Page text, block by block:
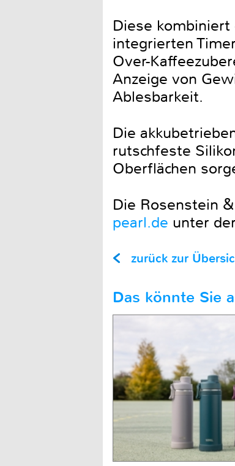
Diese
integrierten
Over-
Anzeige von
Ablesbarkeit.
Die
rutschfeste
Oberflächen
Die Rosenstein
pearl.de unter
zurück zur
Das könnte Sie